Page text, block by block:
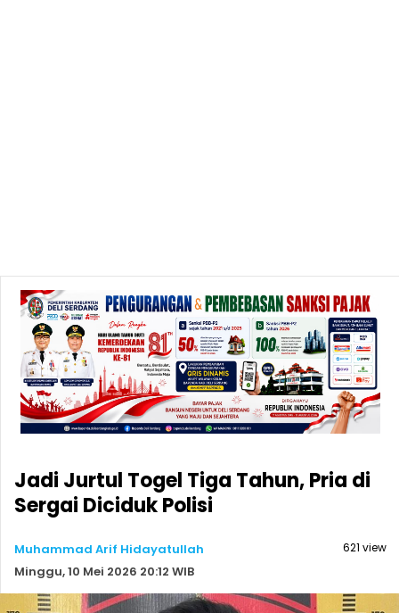
Jadi Jurtul Togel Tiga Tahun, Pria di
Sergai Diciduk Polisi
Muhammad Arif Hidayatullah
Minggu, 10 Mei 2026 20:12 WIB
621 view